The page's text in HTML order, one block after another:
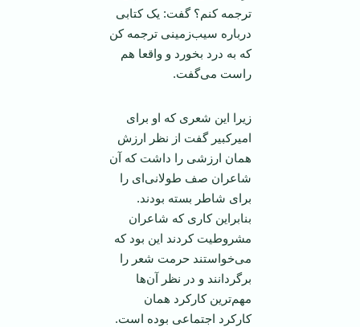
ترجمه کنم؟ گفت: یک کتابی
درباره سیب‌زمینی ترجمه کن
که به درد بخورد و واقعا هم
راست می‌گفت.
زیرا این شعری که او برای
امیرکبیر گفت از نظر ارزش‌‌
همان ارزشی را داشت که آن
شاعران صف طولانی‌ای را
برای شاطر بسته بودند.
بنابراین کاری که شاعران
مشروطیت کردند این بود که
می‌خواستند حرمت شعر را
برگردانند و در نظر آن‌ها
مهم‌ترین کارکرد‌‌ همان
کارکرد اجتماعی بوده است.